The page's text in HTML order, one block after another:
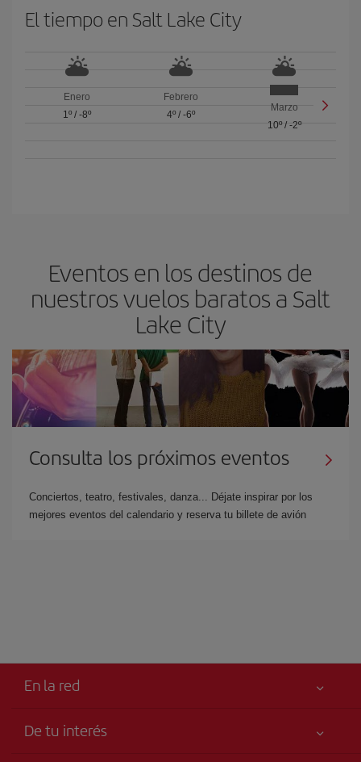
El tiempo en Salt Lake City
Enero
1º/ -8º
Febrero
4º/ -6º
Marzo
10º/ -2º
Eventos en los destinos de
nuestros vuelos baratos a Salt
Lake City
Consulta los próximos eventos
Conciertos, teatro, festivales, danza... Déjate inspirar por los
mejores eventos del calendario y reserva tu billete de avión
En la red
De tu interés